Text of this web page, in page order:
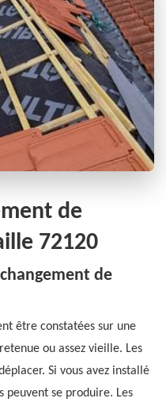
de
72120
de
être constatées sur une
ou assez vieille. Les
Si vous avez installé
peuvent se produire. Les